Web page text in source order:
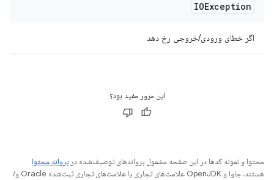
IOException
اگر خطای ورودی/خروجی رخ دهد
این مرور مفید بود؟
محتوا و نمونه کدها در این صفحه مشمول پروانه‌های توصیف‌شده در پروانه محتوا
هستند. جاوا و OpenJDK علامت‌های تجاری یا علامت‌های تجاری ثبت‌شده Oracle و/